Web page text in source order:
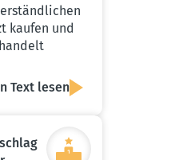
kaufen und
Text lesen